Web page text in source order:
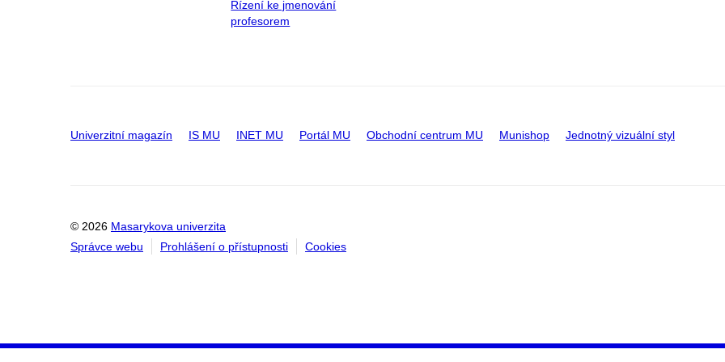
Řízení ke jmenování
profesorem
Univerzitní magazín IS MU INET MU Portál MU Obchodní centrum MU Munishop Jednotný vizuální styl
© 2026 Masarykova univerzita
Správce webu
Prohlášení o přístupnosti Cookies